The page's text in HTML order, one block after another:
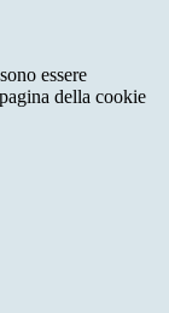
essere
della cookie